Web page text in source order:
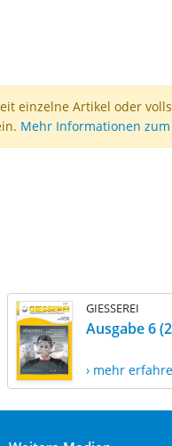
einzelne Artikel oder
Mehr Informationen
GIESSEREI
Ausgabe 6
› mehr